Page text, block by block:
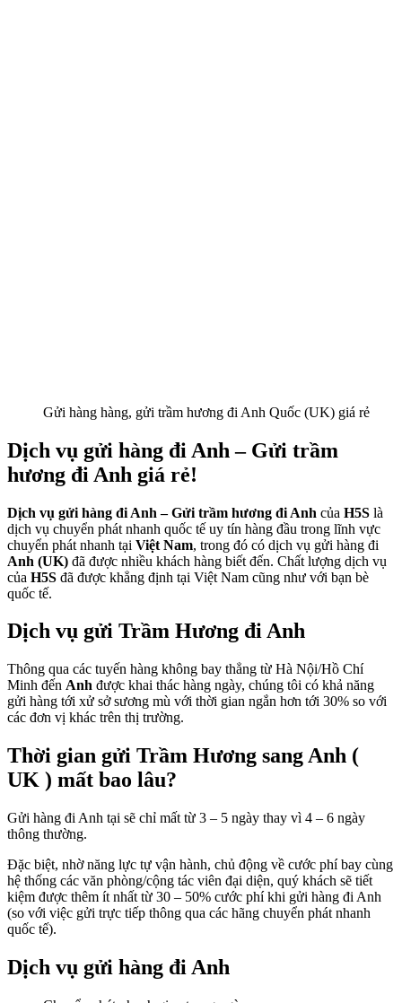
Gửi hàng hàng, gửi trầm hương đi Anh Quốc (UK) giá rẻ
Dịch vụ gửi hàng đi Anh – Gửi trầm
hương đi Anh giá rẻ!
Dịch vụ gửi hàng đi Anh – Gửi trầm hương đi Anh của H5S là
dịch vụ chuyển phát nhanh quốc tế uy tín hàng đầu trong lĩnh vực
chuyển phát nhanh tại Việt Nam, trong đó có dịch vụ gửi hàng đi
Anh (UK) đã được nhiều khách hàng biết đến. Chất lượng dịch vụ
của H5S đã được khẳng định tại Việt Nam cũng như với bạn bè
quốc tế.
Dịch vụ gửi Trầm Hương đi Anh
Thông qua các tuyến hàng không bay thẳng từ Hà Nội/Hồ Chí
Minh đến Anh được khai thác hàng ngày, chúng tôi có khả năng
gửi hàng tới xử sở sương mù với thời gian ngắn hơn tới 30% so với
các đơn vị khác trên thị trường.
Thời gian gửi Trầm Hương sang Anh (
UK ) mất bao lâu?
Gửi hàng đi Anh tại sẽ chỉ mất từ 3 – 5 ngày thay vì 4 – 6 ngày
thông thường.
Đặc biệt, nhờ năng lực tự vận hành, chủ động về cước phí bay cùng
hệ thống các văn phòng/cộng tác viên đại diện, quý khách sẽ tiết
kiệm được thêm ít nhất từ 30 – 50% cước phí khi gửi hàng đi Anh
(so với việc gửi trực tiếp thông qua các hãng chuyển phát nhanh
quốc tế).
Dịch vụ gửi hàng đi Anh